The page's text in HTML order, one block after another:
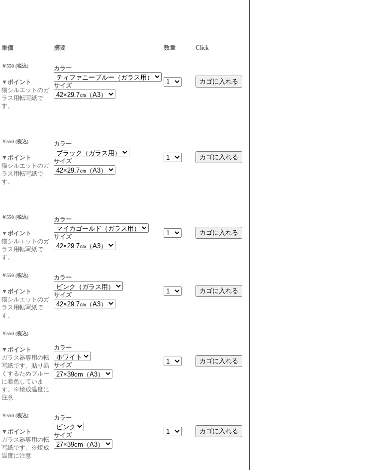
単価 摘要 数量 Click
￥550 (税込)
▼ポイント
猫シルエットのガ
ラス用転写紙で
す。
カラー
サイズ
￥550 (税込)
▼ポイント
猫シルエットのガ
ラス用転写紙で
す。
カラー
サイズ
￥550 (税込)
▼ポイント
猫シルエットのガ
ラス用転写紙で
す。
カラー
サイズ
￥550 (税込)
▼ポイント
猫シルエットのガ
ラス用転写紙で
す。
カラー
サイズ
￥550 (税込)
▼ポイント
ガラス器専用の転
写紙です。貼り易
くするためブルー
に着色していま
す。※焼成温度に
注意
カラー
サイズ
￥550 (税込)
▼ポイント
ガラス器専用の転
写紙です。※焼成
温度に注意
カラー
サイズ